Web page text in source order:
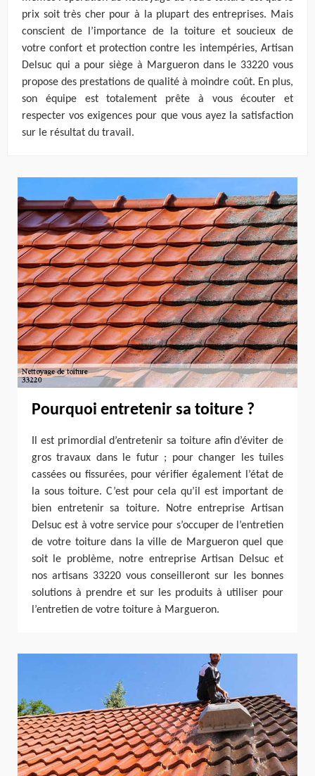
prix soit très cher pour à la plupart des entreprises. Mais
conscient de l’importance de la toiture et soucieux de
votre confort et protection contre les intempéries, Artisan
Delsuc qui a pour siège à Margueron dans le 33220 vous
propose des prestations de qualité à moindre coût. En plus,
son équipe est totalement prête à vous écouter et
respecter vos exigences pour que vous ayez la satisfaction
sur le résultat du travail.
Pourquoi entretenir sa toiture ?
Il est primordial d’entretenir sa toiture afin d’éviter de
gros travaux dans le futur ; pour changer les tuiles
cassées ou fissurées, pour vérifier également l’état de
la sous toiture. C’est pour cela qu’il est important de
bien entretenir sa toiture. Notre entreprise Artisan
Delsuc est à votre service pour s’occuper de l’entretien
de votre toiture dans la ville de Margueron quel que
soit le problème, notre entreprise Artisan Delsuc et
nos artisans 33220 vous conseilleront sur les bonnes
solutions à prendre et sur les produits à utiliser pour
l’entretien de votre toiture à Margueron.